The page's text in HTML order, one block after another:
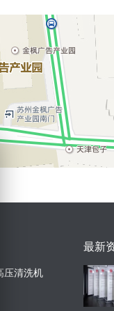
压清洗机
最新